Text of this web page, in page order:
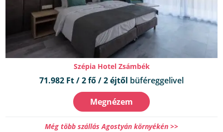
Szépia Hotel Zsámbék
71.982 Ft / 2 fő / 2 éjtől büféreggelivel
Megnézem
Még több szállás Agostyán környékén >>